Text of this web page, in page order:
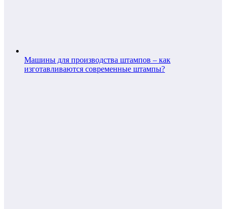
Машины для производства штампов – как
изготавливаются современные штампы?